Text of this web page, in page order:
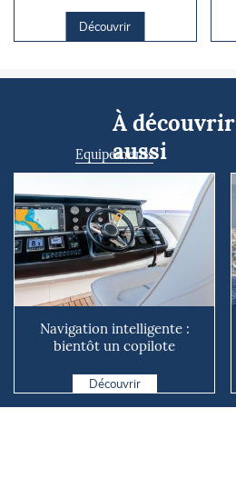
Découvrir
À découvrir
aussi
Equipements
Navigation intelligente :
bientôt un copilote
Découvrir